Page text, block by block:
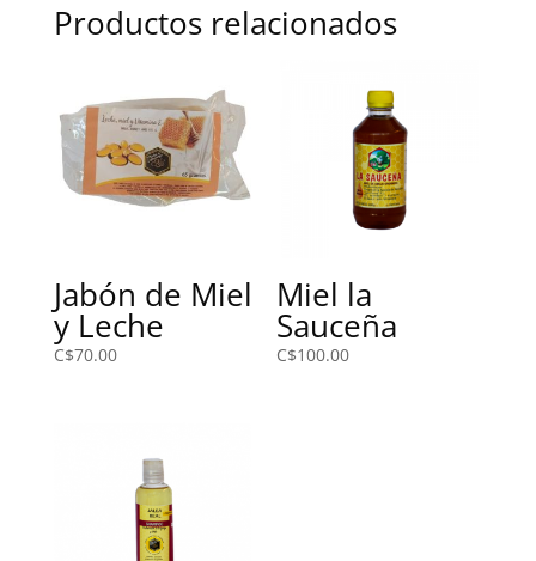
Productos relacionados
Jabón de Miel
y Leche
C$70.00
Miel la
Sauceña
C$100.00